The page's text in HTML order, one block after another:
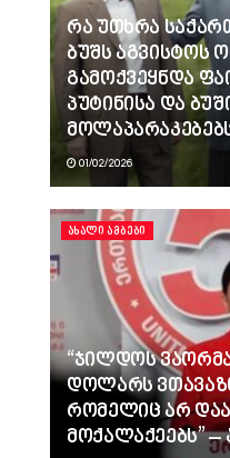
რა უთხრა
ბუშს აგვისტოს
გამოქვეყნდა
პუტინისა და
01/02/2026
ᲐᲮᲐᲚᲘ ᲐᲛᲑᲔᲑᲘ
“ჯილდოს
დოლარს
რომელიც არ
მოქალაქეებს”